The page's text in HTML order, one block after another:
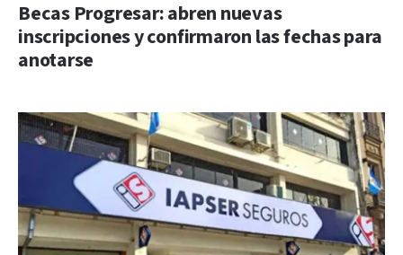
Becas Progresar: abren nuevas
inscripciones y confirmaron las fechas para
anotarse